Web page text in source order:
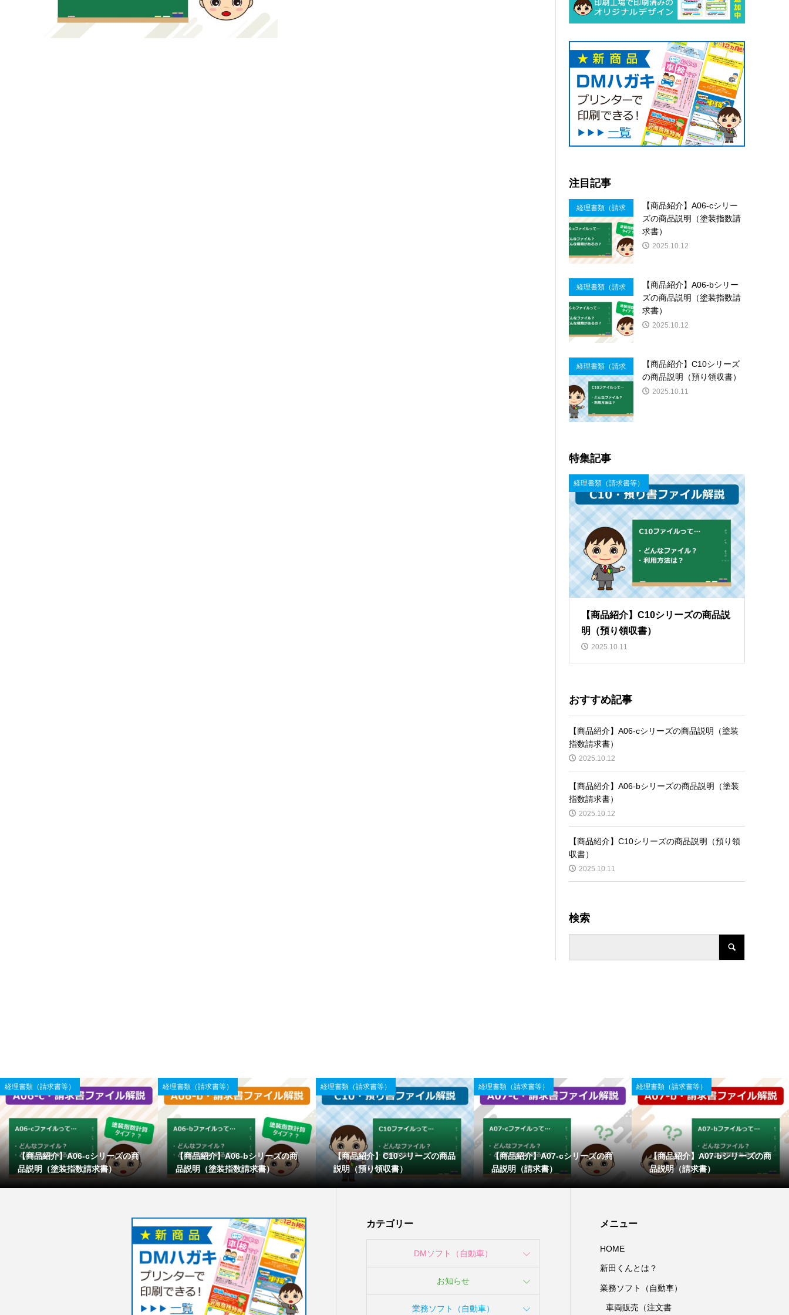
注目記事
経理書類（請求
書等）
【商品紹介】A06-cシリー
ズの商品説明（塗装指数請
求書）
2025.10.12
経理書類（請求
書等）
【商品紹介】A06-bシリー
ズの商品説明（塗装指数請
求書）
2025.10.12
経理書類（請求
書等）
【商品紹介】C10シリーズ
の商品説明（預り領収書）
2025.10.11
特集記事
経理書類（請求書等）
【商品紹介】C10シリーズの商品説
明（預り領収書）
2025.10.11
おすすめ記事
【商品紹介】A06-cシリーズの商品説明（塗装
指数請求書）
2025.10.12
【商品紹介】A06-bシリーズの商品説明（塗装
指数請求書）
2025.10.12
【商品紹介】C10シリーズの商品説明（預り領
収書）
2025.10.11
検索
経理書類（請求書等）
【商品紹介】A06-cシリーズの商
品説明（塗装指数請求書）
経理書類（請求書等）
【商品紹介】A06-bシリーズの商
品説明（塗装指数請求書）
経理書類（請求書等）
【商品紹介】C10シリーズの商品
説明（預り領収書）
経理書類（請求書等）
【商品紹介】A07-cシリーズの商
品説明（請求書）
経理書類（請求書等）
【商品紹介】A07-bシリーズの商
品説明（請求書）
カテゴリー
DMソフト（自動車）
お知らせ
業務ソフト（自動車）
メニュー
HOME
新田くんとは？
業務ソフト（自動車）
車両販売（注文書